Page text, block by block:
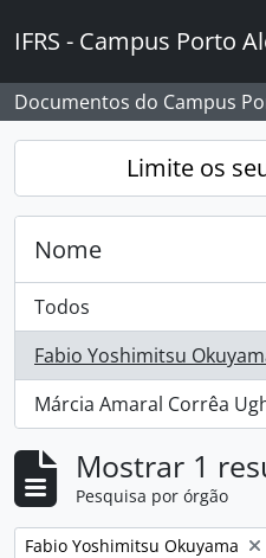
IFRS - Campus Porto
Documentos do Campus
Limite os
Nome
Todos
Fabio Yoshimitsu
, 1 resultados
Márcia Amaral Corrêa
, 1 resultados
Mostrar 1
Pesquisa por órgão
Remover filtro:
Fabio Yoshimitsu Okuyama